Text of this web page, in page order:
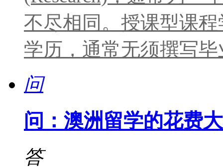
不尽相同。授课型课
学历，通常无须撰写
问
问：澳洲留学的花费
答